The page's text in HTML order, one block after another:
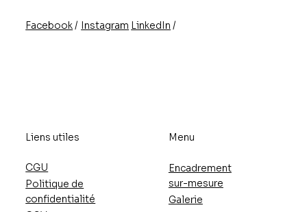
Facebook/ Instagram /
LinkedIn
Liens utiles
CGU
Politique de
confidentialité
Menu
Encadrement
sur-mesure
Galerie